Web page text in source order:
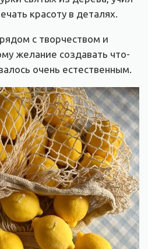
красоту в деталях.
с творчеством и
желание создавать что-
очень естественным.